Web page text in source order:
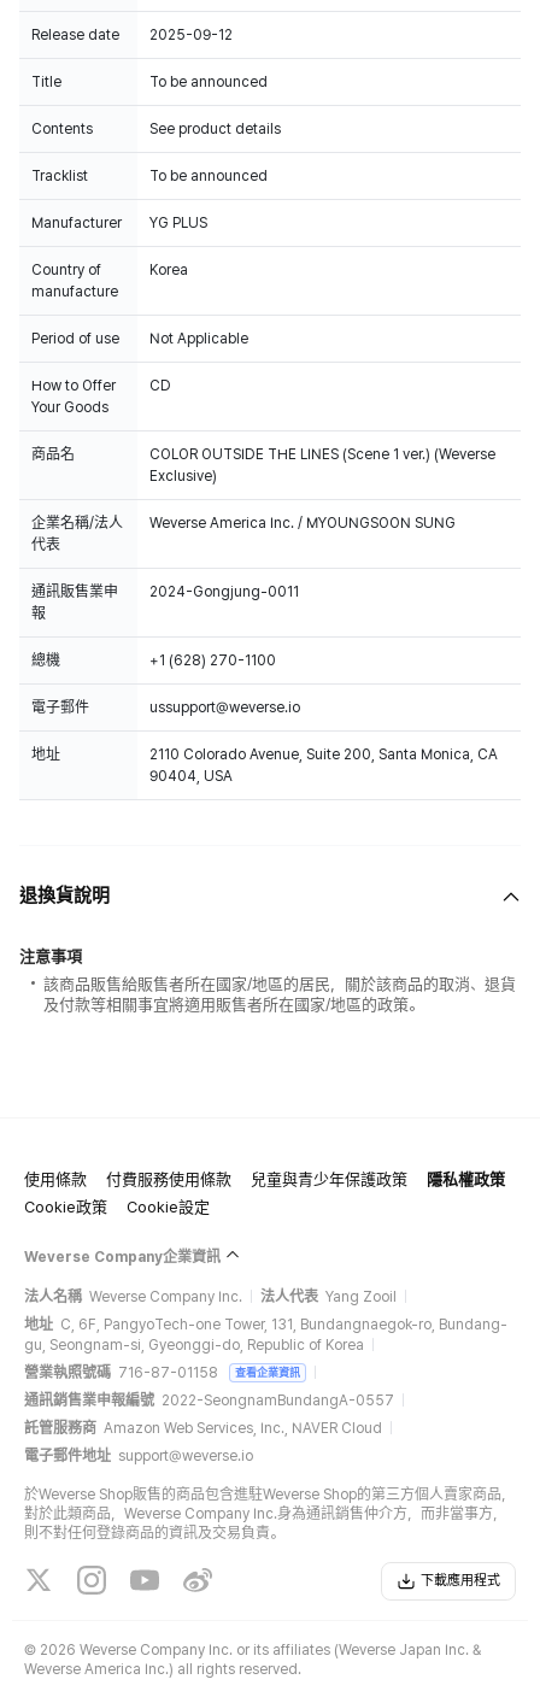
Release date 2025-09-12
Title To be announced
Contents See product details
Tracklist To be announced
Manufacturer YG PLUS
Country of
manufacture
Korea
Period of use Not Applicable
How to Offer
Your Goods
CD
商品名
COLOR OUTSIDE THE LINES (Scene 1 ver.) (Weverse
Exclusive)
企業名稱/法人
代表
Weverse America Inc. / MYOUNGSOON SUNG
通訊販售業申
報
2024-Gongjung-0011
總機 +1 (628) 270-1100
電子郵件 ussupport@weverse.io
地址
2110 Colorado Avenue, Suite 200, Santa Monica, CA
90404, USA
退換貨說明
注意事項
該商品販售給販售者所在國家/地區的居民，關於該商品的取消、退貨
及付款等相關事宜將適用販售者所在國家/地區的政策。
使用條款 付費服務使用條款 兒童與青少年保護政策
隱私權政策
Cookie政策
Cookie設定
Weverse Company企業資訊
法人名稱 Weverse Company Inc. 法人代表 Yang Zooil
地址 C, 6F, PangyoTech-one Tower, 131, Bundangnaegok-ro, Bundang-
gu, Seongnam-si, Gyeonggi-do, Republic of Korea
營業執照號碼 716-87-01158 查看企業資訊
通訊銷售業申報編號 2022-SeongnamBundangA-0557
託管服務商 Amazon Web Services, Inc., NAVER Cloud
電子郵件地址 support@weverse.io
於Weverse Shop販售的商品包含進駐Weverse Shop的第三方個人賣家商品，
對於此類商品，Weverse Company Inc.身為通訊銷售仲介方，而非當事方，
則不對任何登錄商品的資訊及交易負責。
下載應用程式
© 2026 Weverse Company Inc. or its affiliates (Weverse Japan Inc. &
Weverse America Inc.) all rights reserved.